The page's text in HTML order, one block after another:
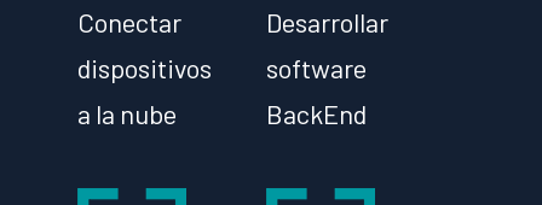
Conectar
dispositivos
a la nube
Desarrollar
software
BackEnd